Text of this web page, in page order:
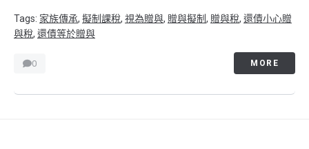
Tags: 家族傳承, 擬制課稅, 視為贈與, 贈與擬制, 贈與稅, 還債小心贈
與稅, 還債等於贈與
0 MORE